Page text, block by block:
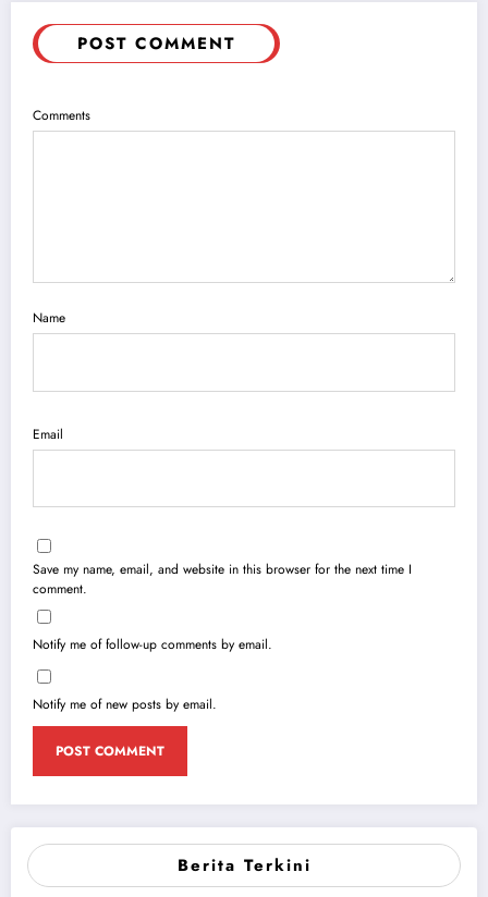
Berita Terkini
POST COMMENT
Comments
Name
Email
Save my name, email, and website in this browser for the next time I
comment.
Notify me of follow-up comments by email.
Notify me of new posts by email.